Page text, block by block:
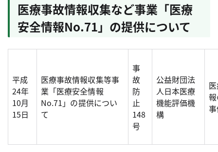
医療事故情報収集など事業「医療
安全情報No.71」の提供について
平成
24年
10月
15日
医療事故情報収集等事
業「医療安全情報
No.71」の提供につい
て
事
故
防
止
148
号
公益財団法
人日本医療
機能評価機
構